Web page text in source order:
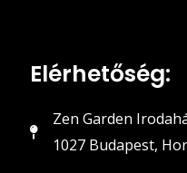
Elérhetőség:
Zen Garden
1027 Budapest,